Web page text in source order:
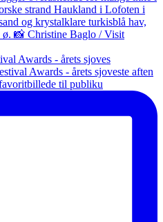
Awards - årets sjoves
til publiku